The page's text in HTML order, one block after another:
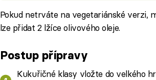
Pokud netrváte na vegetariánské
lze přidat 2 lžíce olivového oleje.
Postup přípravy
Kukuřičné klasy vložte do velkého